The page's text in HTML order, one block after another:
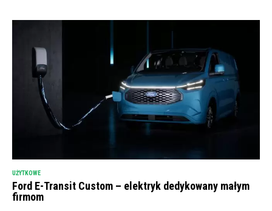
UŻYTKOWE
Ford E-Transit Custom – elektryk dedykowany małym
firmom